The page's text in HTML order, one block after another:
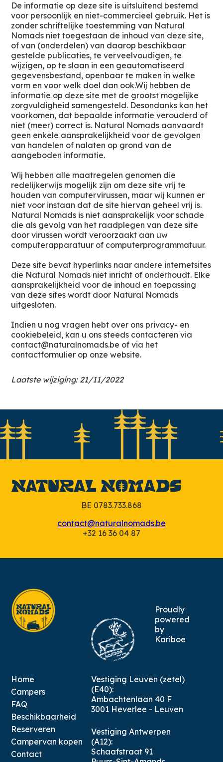
De informatie op deze site is uitsluitend bestemd
voor persoonlijk en niet-commercieel gebruik. Het is
zonder schriftelijke toestemming van Natural
Nomads niet toegestaan de inhoud van deze site,
of van (onderdelen) van daarop beschikbaar
gestelde publicaties, te verveelvoudigen, te
wijzigen, op te slaan in een geautomatiseerd
gegevensbestand, openbaar te maken in welke
vorm en voor welk doel dan ook.Wij hebben de
informatie op deze site met de grootst mogelijke
zorgvuldigheid samengesteld. Desondanks kan het
voorkomen, dat bepaalde informatie verouderd of
niet (meer) correct is. Natural Nomads aanvaardt
geen enkele aansprakelijkheid voor de gevolgen
van handelen of nalaten op grond van de
aangeboden informatie.
Wij hebben alle maatregelen genomen die
redelijkerwijs mogelijk zijn om deze site vrij te
houden van computervirussen, maar wij kunnen er
niet voor instaan dat de site hiervan geheel vrij is.
Natural Nomads is niet aansprakelijk voor schade
die als gevolg van het raadplegen van deze site
door virussen wordt veroorzaakt aan uw
computerapparatuur of computerprogrammatuur.
Deze site bevat hyperlinks naar andere internetsites
die Natural Nomads niet inricht of onderhoudt. Elke
aansprakelijkheid voor de inhoud en toepassing
van deze sites wordt door Natural Nomads
uitgesloten.
Indien u nog vragen hebt over ons privacy- en
cookiebeleid, kan u ons steeds contacteren via
contact@naturalnomads.be of via het
contactformulier op onze website.
Laatste wijziging: 21/11/2022
BE 0783.733.868
contact@naturalnomads.be
+32 16 36 04 87
Proudly
powered
by
Kariboe
Home
Campers
FAQ
Beschikbaarheid
Reserveren
Campervan kopen
Contact
Vestiging Leuven (zetel)
(E40):
Ambachtenlaan 40 F
3001 Heverlee - Leuven
Vestiging Antwerpen
(A12):
Schaafstraat 91